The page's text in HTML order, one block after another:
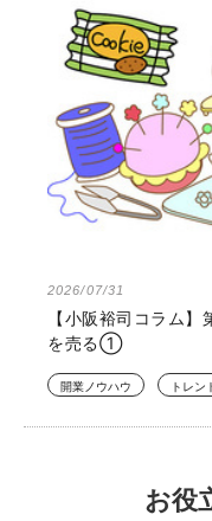
2026/07/31
【小阪裕司コラム
を売る①
開業ノウハウ トレン
お役